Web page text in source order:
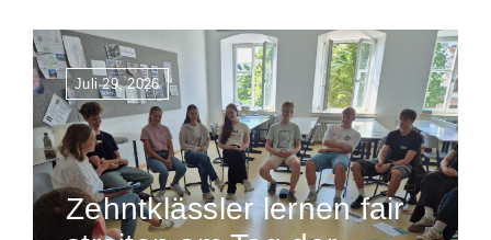
Juli 29, 2026
Zehntklässler lernen fair